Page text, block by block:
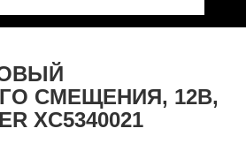
СМЕЩЕНИЯ, 12В,
XC5340021